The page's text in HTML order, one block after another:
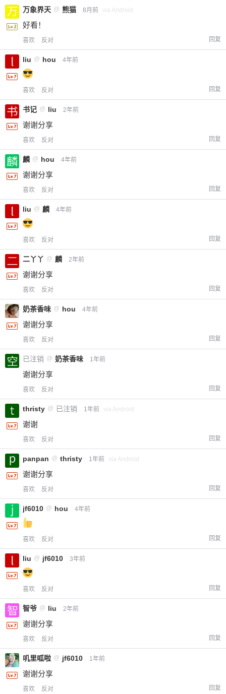
万象界天 @ 熊猫 8月前 via Android
好看！
喜欢 反对 回复
liu @ hou 4年前
喜欢 反对 回复
书记 @ liu 2年前
谢谢分享
喜欢 反对 回复
麟 @ hou 4年前
谢谢分享
喜欢 反对 回复
liu @ 麟 4年前
喜欢 反对 回复
二丫丫 @ 麟 2年前
谢谢分享
喜欢 反对 回复
奶茶香味 @ hou 4年前
谢谢分享
喜欢 反对 回复
已注销 @ 奶茶香味 1年前
谢谢分享
喜欢 反对 回复
thristy @ 已注销 1年前 via Android
谢谢
喜欢 反对 回复
panpan @ thristy 1年前 via Android
谢谢分享
喜欢 反对 回复
jf6010 @ hou 4年前
喜欢 反对 回复
liu @ jf6010 3年前
喜欢 反对 回复
智爷 @ liu 2年前
谢谢分享
喜欢 反对 回复
叽里呱啦 @ jf6010 1年前
谢谢分享
喜欢 反对 回复